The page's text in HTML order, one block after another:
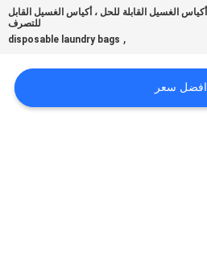
أكياس الغسيل القابلة للحل ، أكياس الغسيل القابل
للتصرف
,
disposable laundry bags
افضل سعر